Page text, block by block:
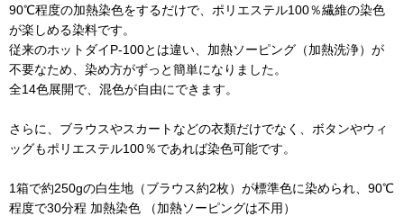
90℃程度の加熱染色をするだけで、ポリエステル100％繊維の染色
が楽しめる染料です。
従来のホットダイP-100とは違い、加熱ソーピング（加熱洗浄）が
不要なため、染め方がずっと簡単になりました。
全14色展開で、混色が自由にできます。
さらに、ブラウスやスカートなどの衣類だけでなく、ボタンやウィ
ッグもポリエステル100％であれば染色可能です。
1箱で約250gの白生地（ブラウス約2枚）が標準色に染められ、90℃
程度で30分程 加熱染色 （加熱ソーピングは不用）